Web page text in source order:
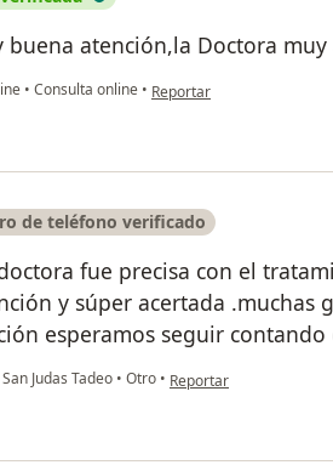
buena atención,la Doctora muy
• Consulta online • en opinión del usuario
Reportar
de teléfono verificado
fue precisa con el
y súper acertada .muchas
esperamos seguir contando
Judas Tadeo • Otro • en opinión del usuario
Reportar